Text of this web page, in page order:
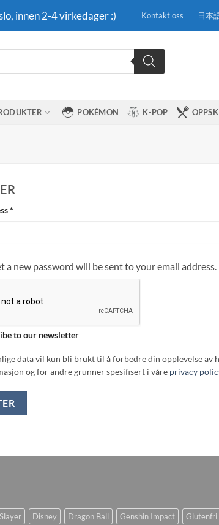
innen 2-4 virkedager :) Kontakt oss 日本
POKÉMON K-POP
*
a new password will be sent to your email address.
to our newsletter
data vil kun bli brukt til å forbedre din opplevelse av
og for andre grunner spesifisert i våre privacy
Disney Dragon Ball Genshin Impact Glutenfri